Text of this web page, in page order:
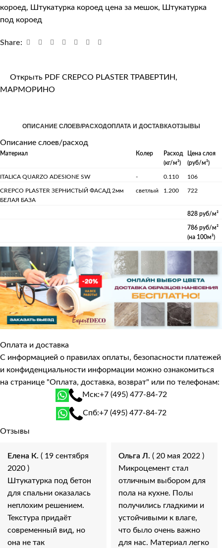
короед, Штукатурка короед цена за мешок, Штукатурка
под короед
Share:
Открыть PDF CREPCO PLASTER ТРАВЕРТИН,
МАРМОРИНО
ОПИСАНИЕ СЛОЕВ/РАСХОДОПЛАТА И ДОСТАВКАОТЗЫВЫ
Описание слоев/расход
Материал Колер
Расход
(кг/м²)
Цена слоя
(руб/м²)
ITALICA QUARZO ADESIONE SW - 0.110 106
CREPCO PLASTER ЗЕРНИСТЫЙ ФАСАД 2мм
БЕЛАЯ БАЗА
светлый 1.200 722
828 руб/м²
786 руб/м²
(на 100м²)
Оплата и доставка
С информацией о правилах оплаты, безопасности платежей
и конфиденциальности информации можно ознакомиться
на странице "Оплата, доставка, возврат" или по телефонам:
Мск:+7 (495) 477-84-72
Спб:+7 (495) 477-84-72
Отзывы
Елена К. ( 19 сентября
2020 )
Штукатурка под бетон
для спальни оказалась
неплохим решением.
Текстура придаёт
современный вид, но
она не так
Ольга Л. ( 20 мая 2022 )
Микроцемент стал
отличным выбором для
пола на кухне. Полы
получились гладкими и
устойчивыми к влаге,
что было очень важно
для нас. Материал легко